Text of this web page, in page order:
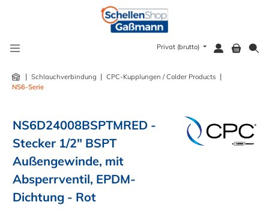
Privat (brutto)
| Schlauchverbindung | CPC-Kupplungen / Colder Products |
NS6-Serie
NS6D24008BSPTMRED -
Stecker 1/2" BSPT
Außengewinde, mit
Absperrventil, EPDM-
Dichtung - Rot